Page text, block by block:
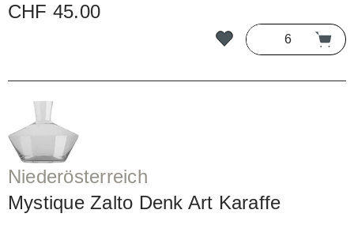
CHF 45.00
Niederösterreich
Mystique Zalto Denk Art Karaffe